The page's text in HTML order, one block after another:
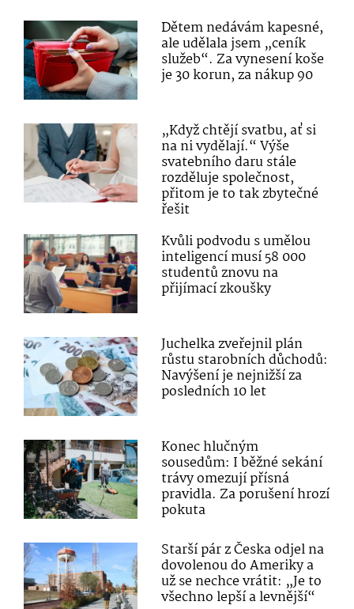
Dětem nedávám kapesné,
ale udělala jsem „ceník
služeb“. Za vynesení koše
je 30 korun, za nákup 90
„Když chtějí svatbu, ať si
na ni vydělají.“ Výše
svatebního daru stále
rozděluje společnost,
přitom je to tak zbytečné
řešit
Kvůli podvodu s umělou
inteligencí musí 58 000
studentů znovu na
přijímací zkoušky
Juchelka zveřejnil plán
růstu starobních důchodů:
Navýšení je nejnižší za
posledních 10 let
Konec hlučným
sousedům: I běžné sekání
trávy omezují přísná
pravidla. Za porušení hrozí
pokuta
Starší pár z Česka odjel na
dovolenou do Ameriky a
už se nechce vrátit: „Je to
všechno lepší a levnější“